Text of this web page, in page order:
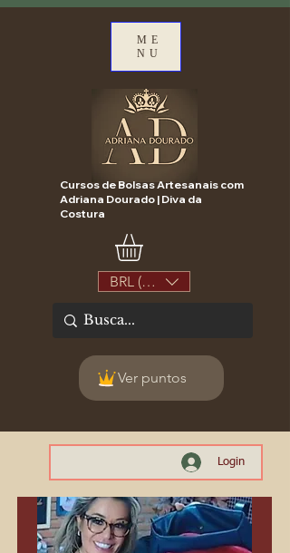
ME
NU
Cursos de Bolsas Artesanais com
Adriana Dourado | Diva da
Costura
BRL (R$)
Ver puntos
Login